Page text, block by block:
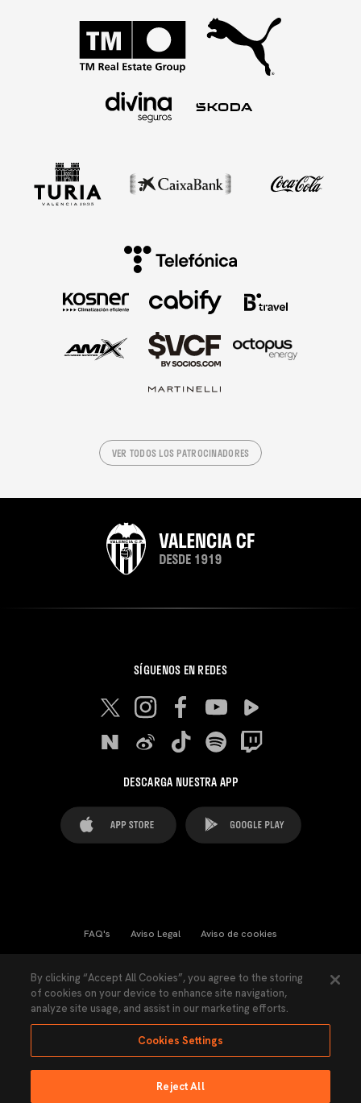
VER TODOS LOS PATROCINADORES
SÍGUENOS EN REDES
DESCARGA NUESTRA APP
FAQ's Aviso Legal Aviso de cookies
Ley Transparencia Política de Privacidad
Accesibilidad
By clicking “Accept All Cookies”, you agree to the storing
of cookies on your device to enhance site navigation,
analyze site usage, and assist in our marketing efforts.
Cookies Settings
Reject All